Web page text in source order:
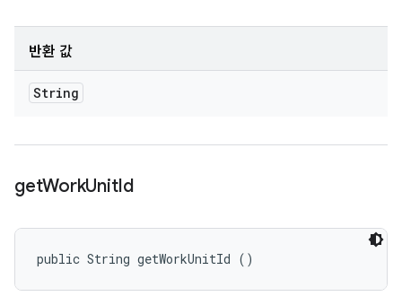
반환 값
String
getWorkUnitId
public String getWorkUnitId ()